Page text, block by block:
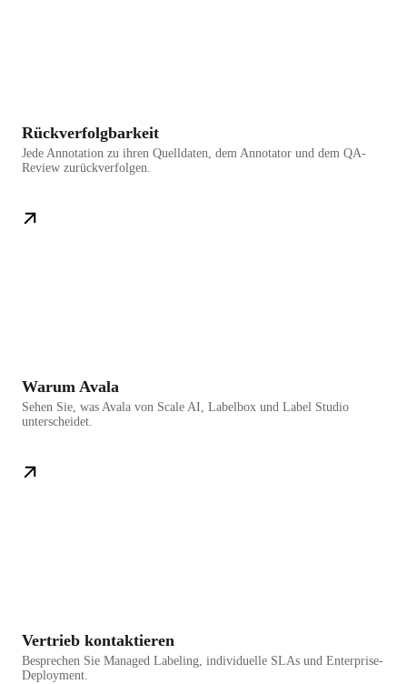
Rückverfolgbarkeit
Jede Annotation zu ihren Quelldaten, dem Annotator und dem QA-
Review zurückverfolgen.
Warum Avala
Sehen Sie, was Avala von Scale AI, Labelbox und Label Studio
unterscheidet.
Vertrieb kontaktieren
Besprechen Sie Managed Labeling, individuelle SLAs und Enterprise-
Deployment.